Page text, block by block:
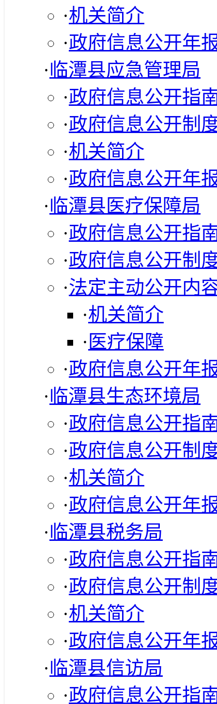
·机关简介
·政府信息公开年
·临潭县应急管理局
·政府信息公开指
·政府信息公开制
·机关简介
·政府信息公开年
·临潭县医疗保障局
·政府信息公开指
·政府信息公开制
·法定主动公开内
·机关简介
· 医疗保障
·政府信息公开年
·临潭县生态环境局
·政府信息公开指
·政府信息公开制
·机关简介
·政府信息公开年
·临潭县税务局
·政府信息公开指
·政府信息公开制
·机关简介
·政府信息公开年
·临潭县信访局
·政府信息公开指